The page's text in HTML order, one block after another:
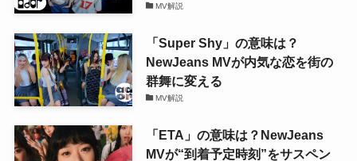
MV解説
「Super Shy」の意味は？
NewJeans MVが内気な恋を街の
群舞に変える
MV解説
「ETA」の意味は？NewJeans
MVが“到着予定時刻”をサスペン